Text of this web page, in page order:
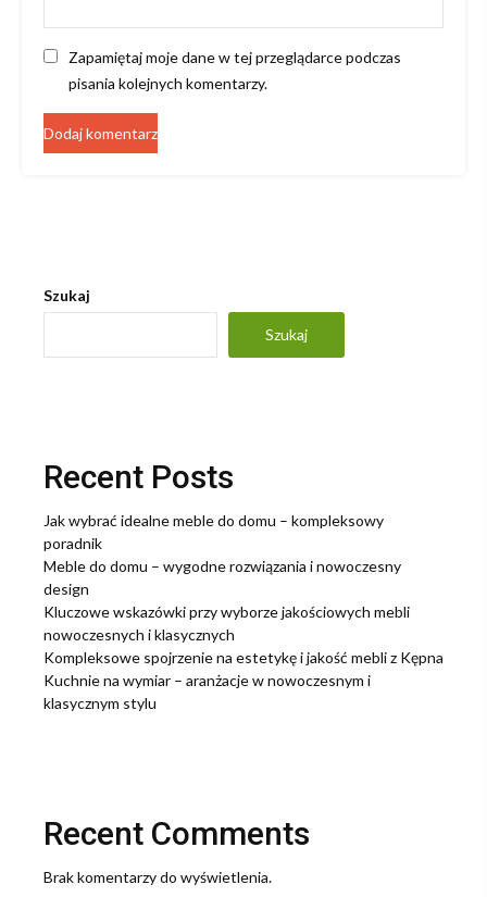
Zapamiętaj moje dane w tej przeglądarce podczas
pisania kolejnych komentarzy.
Szukaj
Szukaj
Recent Posts
Jak wybrać idealne meble do domu – kompleksowy
poradnik
Meble do domu – wygodne rozwiązania i nowoczesny
design
Kluczowe wskazówki przy wyborze jakościowych mebli
nowoczesnych i klasycznych
Kompleksowe spojrzenie na estetykę i jakość mebli z Kępna
Kuchnie na wymiar – aranżacje w nowoczesnym i
klasycznym stylu
Recent Comments
Brak komentarzy do wyświetlenia.